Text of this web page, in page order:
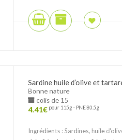
Sardine huile d’olive et
Bonne nature
colis de 15
4.41€ pour 115g - PNE 80.5g
Ingrédients : Sardines, huile